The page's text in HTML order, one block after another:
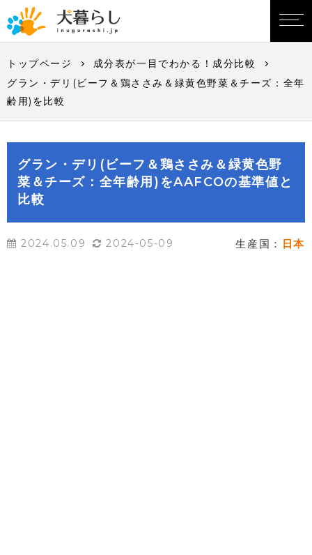
トップページ
成分表が一目でわかる！成分比較
グラン・デリ(ビーフ＆鶏ささみ＆緑黄色野菜＆チーズ：全年
齢用)を比較
グラン・デリ(ビーフ＆鶏ささみ＆緑黄色野
菜＆チーズ：全年齢用)をAAFCOの基準値と
比較
2024.05.09 2024-05-09 生産国： 日本